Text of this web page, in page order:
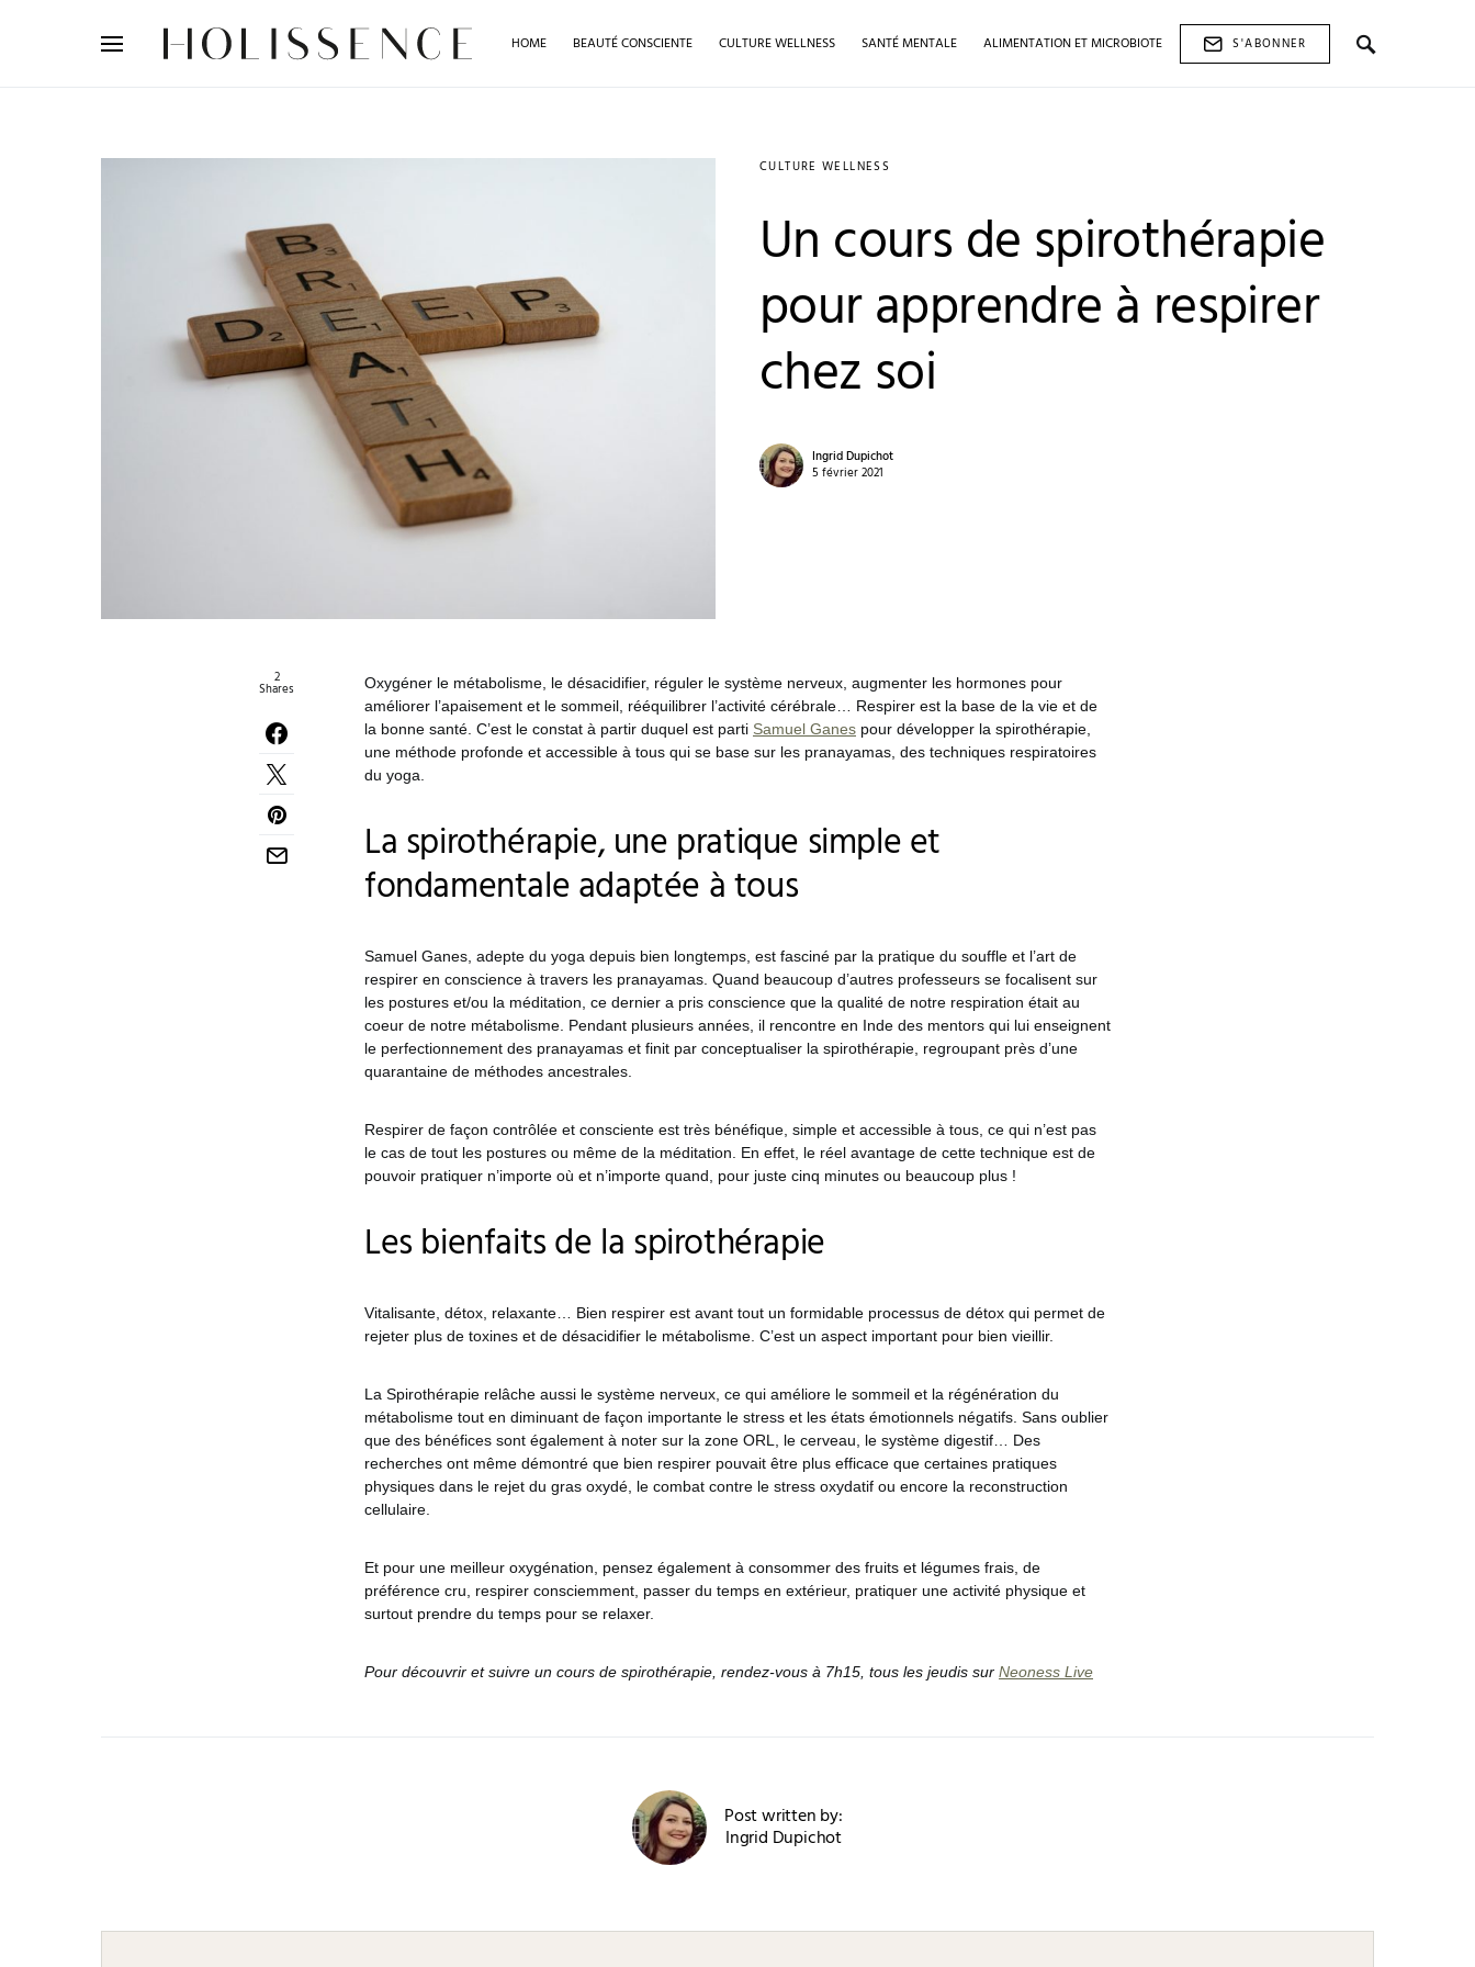
HOME BEAUTÉ CONSCIENTE CULTURE WELLNESS SANTÉ MENTALE ALIMENTATION ET MICROBIOTE
S'ABONNER
CULTURE WELLNESS
Un cours de spirothérapie
pour apprendre à respirer
chez soi
Ingrid Dupichot
5 février 2021
2
Shares
Oxygéner le métabolisme, le désacidifier, réguler le système nerveux, augmenter les hormones pour
améliorer l’apaisement et le sommeil, rééquilibrer l’activité cérébrale… Respirer est la base de la vie et de
la bonne santé. C’est le constat à partir duquel est parti Samuel Ganes pour développer la spirothérapie,
une méthode profonde et accessible à tous qui se base sur les pranayamas, des techniques respiratoires
du yoga.
La spirothérapie, une pratique simple et
fondamentale adaptée à tous
Samuel Ganes, adepte du yoga depuis bien longtemps, est fasciné par la pratique du souffle et l’art de
respirer en conscience à travers les pranayamas. Quand beaucoup d’autres professeurs se focalisent sur
les postures et/ou la méditation, ce dernier a pris conscience que la qualité de notre respiration était au
coeur de notre métabolisme. Pendant plusieurs années, il rencontre en Inde des mentors qui lui enseignent
le perfectionnement des pranayamas et finit par conceptualiser la spirothérapie, regroupant près d’une
quarantaine de méthodes ancestrales.
Respirer de façon contrôlée et consciente est très bénéfique, simple et accessible à tous, ce qui n’est pas
le cas de tout les postures ou même de la méditation. En effet, le réel avantage de cette technique est de
pouvoir pratiquer n’importe où et n’importe quand, pour juste cinq minutes ou beaucoup plus !
Les bienfaits de la spirothérapie
Vitalisante, détox, relaxante… Bien respirer est avant tout un formidable processus de détox qui permet de
rejeter plus de toxines et de désacidifier le métabolisme. C’est un aspect important pour bien vieillir.
La Spirothérapie relâche aussi le système nerveux, ce qui améliore le sommeil et la régénération du
métabolisme tout en diminuant de façon importante le stress et les états émotionnels négatifs. Sans oublier
que des bénéfices sont également à noter sur la zone ORL, le cerveau, le système digestif… Des
recherches ont même démontré que bien respirer pouvait être plus efficace que certaines pratiques
physiques dans le rejet du gras oxydé, le combat contre le stress oxydatif ou encore la reconstruction
cellulaire.
Et pour une meilleur oxygénation, pensez également à consommer des fruits et légumes frais, de
préférence cru, respirer consciemment, passer du temps en extérieur, pratiquer une activité physique et
surtout prendre du temps pour se relaxer.
Pour découvrir et suivre un cours de spirothérapie, rendez-vous à 7h15, tous les jeudis sur Neoness Live
Post written by:
Ingrid Dupichot